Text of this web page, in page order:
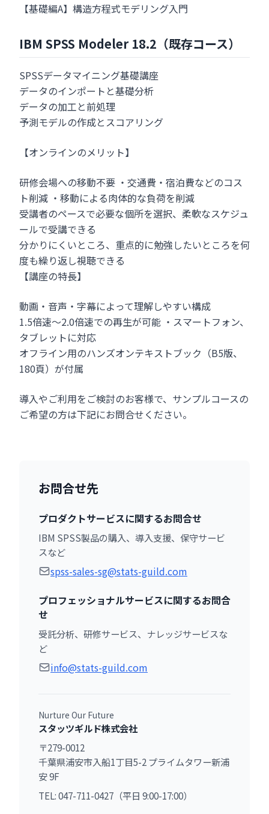
【基礎編A】構造方程式モデリング入門
IBM SPSS Modeler 18.2（既存コース）
SPSSデータマイニング基礎講座
データのインポートと基礎分析
データの加工と前処理
予測モデルの作成とスコアリング
【オンラインのメリット】
研修会場への移動不要 ・交通費・宿泊費などのコス
ト削減 ・移動による肉体的な負荷を削減
受講者のペースで必要な個所を選択、柔軟なスケジュ
ールで受講できる
分かりにくいところ、重点的に勉強したいところを何
度も繰り返し視聴できる
【講座の特長】
動画・音声・字幕によって理解しやすい構成
1.5倍速～2.0倍速での再生が可能 ・スマートフォン、
タブレットに対応
オフライン用のハンズオンテキストブック（B5版、
180頁）が付属
導入やご利用をご検討のお客様で、サンプルコースの
ご希望の方は下記にお問合せください。
お問合せ先
プロダクトサービスに関するお問合せ
IBM SPSS製品の購入、導入支援、保守サービ
スなど
spss-sales-sg@stats-guild.com
プロフェッショナルサービスに関するお問合
せ
受託分析、研修サービス、ナレッジサービスな
ど
info@stats-guild.com
Nurture Our Future
スタッツギルド株式会社
〒279-0012
千葉県浦安市入船1丁目5-2 プライムタワー新浦
安 9F
TEL: 047-711-0427（平日 9:00-17:00）